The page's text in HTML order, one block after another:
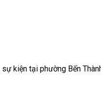
kiện tại phường Bến